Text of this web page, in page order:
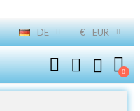
DE € EUR